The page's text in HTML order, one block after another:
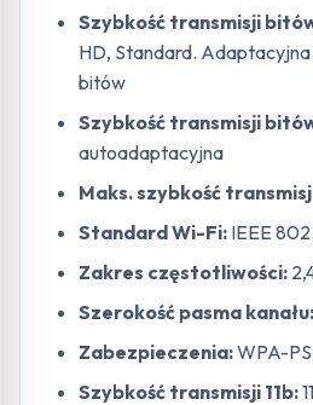
Szybkość transmisji
HD, Standard.
bitów
Szybkość transmisji
autoadaptacyjna
Maks. szybkość
Standard Wi-Fi: IEEE
Zakres częstotliwości:
Szerokość pasma kanału:
Zabezpieczenia:WPA-
Szybkość transmisji 11b: